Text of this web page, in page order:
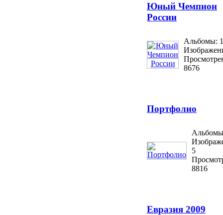
Юный Чемпион
России
Альбомы: 1
8676
Портфолио
5
8816
Евразия 2009